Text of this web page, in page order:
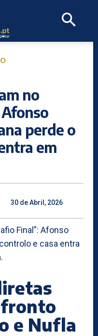
no
perde o
em
30 de Abril, 2026
Final”: Afonso
e casa entra
e Nufla